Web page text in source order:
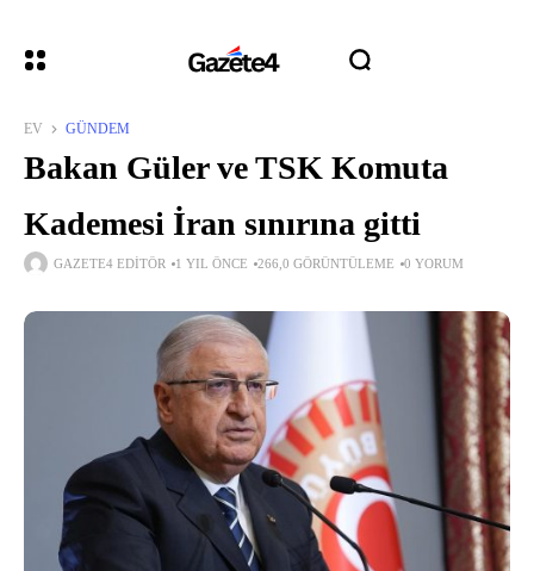
EV GÜNDEM
Bakan Güler ve TSK Komuta
Kademesi İran sınırına gitti
GAZETE4 EDITÖR 1 YIL ÖNCE 266,0 GÖRÜNTÜLEME 0 YORUM